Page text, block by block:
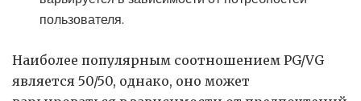
пользователя.
Наиболее популярным соотношением PG/VG
является 50/50, однако, оно может